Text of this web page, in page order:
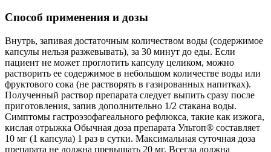
Способ применения и дозы
Внутрь, запивая достаточным количеством воды (содержимое
капсулы нельзя разжевывать), за 30 минут до еды. Если
пациент не может проглотить капсулу целиком, можно
растворить ее содержимое в небольшом количестве воды или
фруктового сока (не растворять в газированных напитках).
Полученный раствор препарата следует выпить сразу после
приготовления, запив дополнительно 1/2 стакана воды.
Симптомы гастроэзофагеального рефлюкса, такие как изжога,
кислая отрыжка Обычная доза препарата Ультоп® составляет
10 мг (1 капсула) 1 раз в сутки. Максимальная суточная доза
препарата не должна превышать 20 мг. Всегда должна